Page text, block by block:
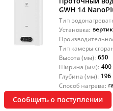
GWH 14
Тип
Установка:
Тип камеры
Высота (мм): 650
Ширина (мм): 400
Глубина (мм): 196
Способ нагрева:
Сообщить о поступлении